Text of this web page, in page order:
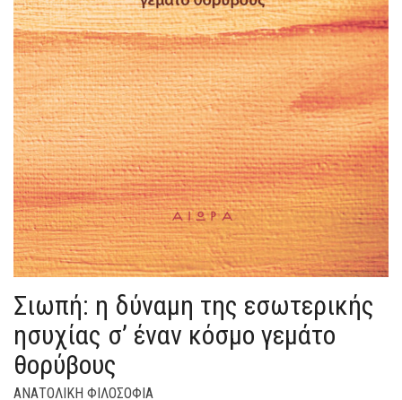
Σιωπή: η δύναμη της εσωτερικής
ησυχίας σ’ έναν κόσμο γεμάτο
θορύβους
ΑΝΑΤΟΛΙΚΗ ΦΙΛΟΣΟΦΙΑ